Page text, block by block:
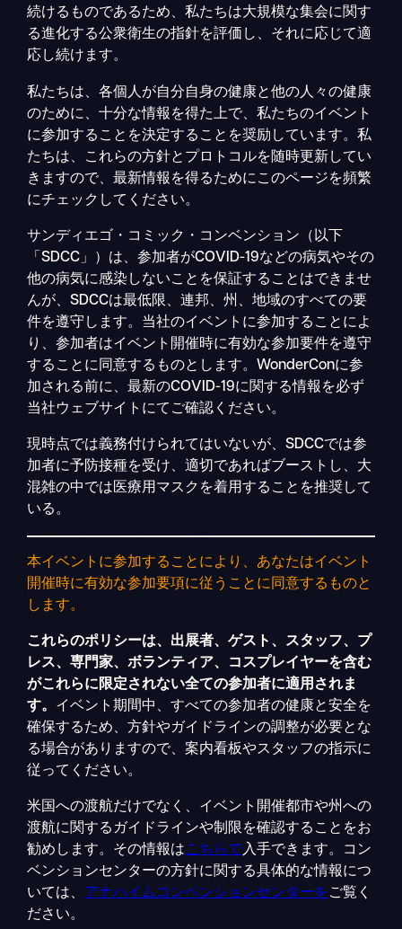
続けるものであるため、私たちは大規模な集会に関す
る進化する公衆衛生の指針を評価し、それに応じて適
応し続けます。
私たちは、各個人が自分自身の健康と他の人々の健康
のために、十分な情報を得た上で、私たちのイベント
に参加することを決定することを奨励しています。私
たちは、これらの方針とプロトコルを随時更新してい
きますので、最新情報を得るためにこのページを頻繁
にチェックしてください。
サンディエゴ・コミック・コンベンション（以下
「SDCC」）は、参加者がCOVID-19などの病気やその
他の病気に感染しないことを保証することはできませ
んが、SDCCは最低限、連邦、州、地域のすべての要
件を遵守します。当社のイベントに参加することによ
り、参加者はイベント開催時に有効な参加要件を遵守
することに同意するものとします。WonderConに参
加される前に、最新のCOVID-19に関する情報を必ず
当社ウェブサイトにてご確認ください。
現時点では義務付けられてはいないが、SDCCでは参
加者に予防接種を受け、適切であればブーストし、大
混雑の中では医療用マスクを着用することを推奨して
いる。
本イベントに参加することにより、あなたはイベント
開催時に有効な参加要項に従うことに同意するものと
します。
これらのポリシーは、出展者、ゲスト、スタッフ、プ
レス、専門家、ボランティア、コスプレイヤーを含む
がこれらに限定されない全ての参加者に適用されま
す。 イベント期間中、すべての参加者の健康と安全を
確保するため、方針やガイドラインの調整が必要とな
る場合がありますので、案内看板やスタッフの指示に
従ってください。
米国への渡航だけでなく、イベント開催都市や州への
渡航に関するガイドラインや制限を確認することをお
勧めします。その情報はこちらで入手できます。コン
ベンションセンターの方針に関する具体的な情報につ
いては、 アナハイムコンベンションセンターをご覧く
ださい。